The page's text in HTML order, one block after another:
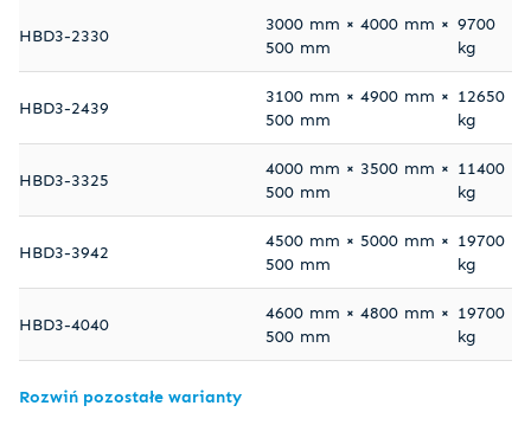
HBD3-2330
3000 mm × 4000 mm ×
500 mm
9700
kg
HBD3-2439
3100 mm × 4900 mm ×
500 mm
12650
kg
HBD3-3325
4000 mm × 3500 mm ×
500 mm
11400
kg
HBD3-3942
4500 mm × 5000 mm ×
500 mm
19700
kg
HBD3-4040
4600 mm × 4800 mm ×
500 mm
19700
kg
Rozwiń pozostałe warianty